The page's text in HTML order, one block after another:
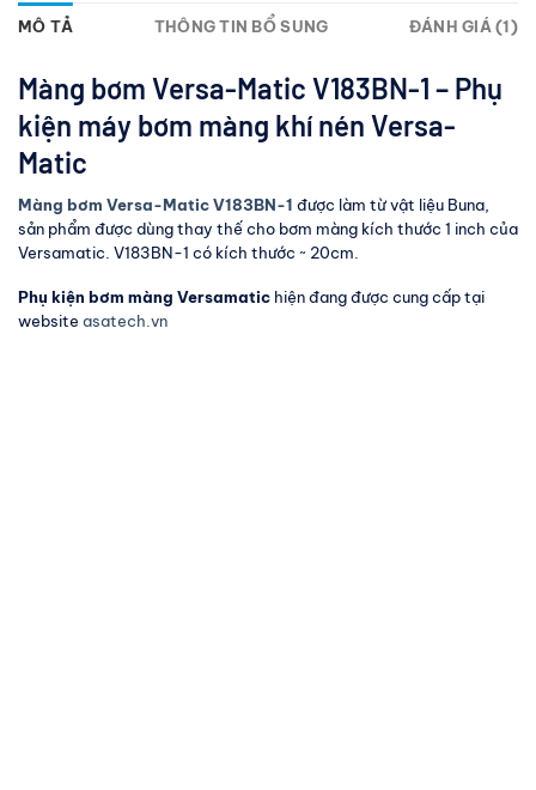
MÔ TẢ THÔNG TIN BỔ SUNG ĐÁNH GIÁ (1)
Màng bơm Versa-Matic V183BN-1 – Phụ
kiện máy bơm màng khí nén Versa-
Matic
Màng bơm Versa-Matic V183BN-1 được làm từ vật liệu Buna,
sản phẩm được dùng thay thế cho bơm màng kích thước 1 inch của
Versamatic. V183BN-1 có kích thước ~ 20cm.
Phụ kiện bơm màng Versamatic hiện đang được cung cấp tại
website asatech.vn